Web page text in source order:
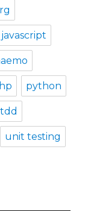
javascript
python
tdd
unit testing